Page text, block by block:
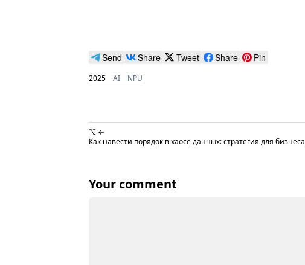
Send Share Tweet Share Pin
2025 AI NPU
⌥ ←
Как навести порядок в хаосе данных: стратегия для бизнеса
Your comment